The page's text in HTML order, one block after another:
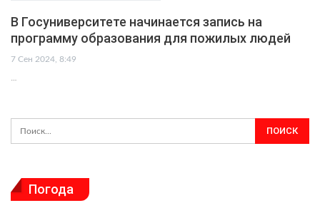
В Госуниверситете начинается запись на
программу образования для пожилых людей
7 Сен 2024, 8:49
Погода